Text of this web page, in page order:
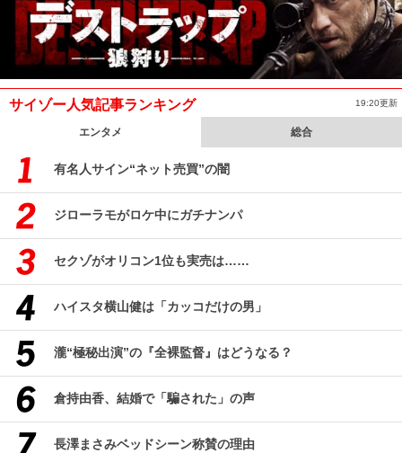
サイゾー人気記事ランキング 19:20更新
エンタメ 総合
有名人サイン“ネット売買”の闇
ジローラモがロケ中にガチナンパ
セクゾがオリコン1位も実売は……
ハイスタ横山健は「カッコだけの男」
瀧“極秘出演”の『全裸監督』はどうなる？
倉持由香、結婚で「騙された」の声
長澤まさみベッドシーン称賛の理由